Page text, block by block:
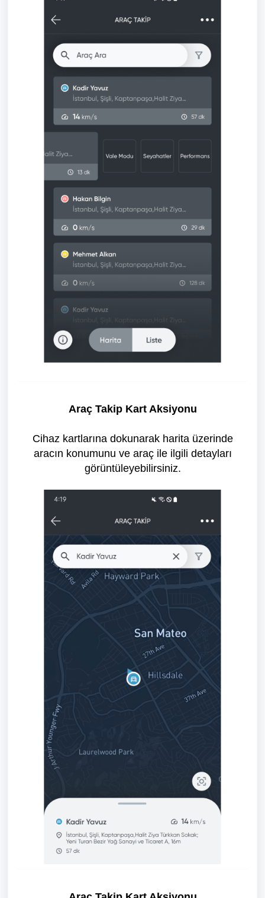
Araç Takip Kart Aksiyonu
Cihaz kartlarına dokunarak harita üzerinde
aracın konumunu ve araç ile ilgili detayları
görüntüleyebilirsiniz.